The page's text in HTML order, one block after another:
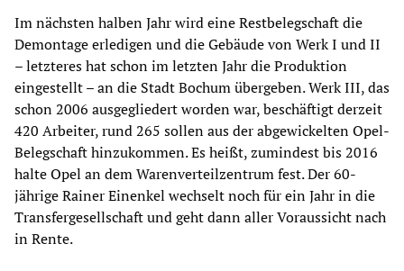
Im nächsten halben Jahr wird eine Restbelegschaft die
Demontage erledigen und die Gebäude von Werk I und II
– letzteres hat schon im letzten Jahr die Produktion
eingestellt – an die Stadt Bochum übergeben. Werk III, das
schon 2006 ausgegliedert worden war, beschäftigt derzeit
420 Arbeiter, rund 265 sollen aus der abgewickelten Opel-
Belegschaft hinzukommen. Es heißt, zumindest bis 2016
halte Opel an dem Warenverteilzentrum fest. Der 60-
jährige Rainer Einenkel wechselt noch für ein Jahr in die
Transfergesellschaft und geht dann aller Voraussicht nach
in Rente.